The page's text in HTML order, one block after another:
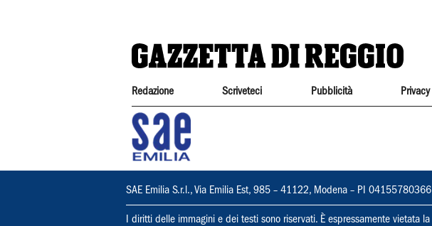
Redazione Scriveteci Pubblicità Privacy
SAE Emilia S.r.l., Via Emilia Est, 985 – 41122, Modena – PI 04155780366
I diritti delle immagini e dei testi sono riservati. È espressamente vietata